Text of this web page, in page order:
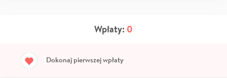
Wpłaty: 0
Dokonaj pierwszej wpłaty